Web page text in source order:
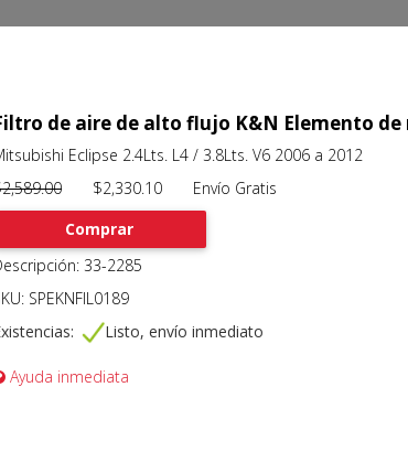
de aire de alto flujo K&N Elemento de
Eclipse 2.4Lts. L4 / 3.8Lts. V6 2006 a 2012
$2,330.10 Envío Gratis
Comprar
33-2285
SPEKNFIL0189
Listo, envío inmediato
Ayuda inmediata